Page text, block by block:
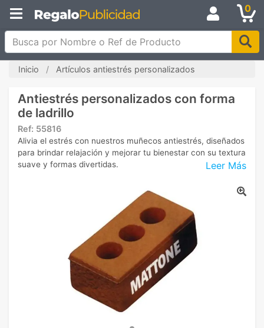
0
Busca por Nombre o Ref de Producto
Inicio Artículos antiestrés personalizados
Antiestrés personalizados con forma
de ladrillo
Ref: 55816
Leer Más
Alivia el estrés con nuestros muñecos antiestrés, diseñados
para brindar relajación y mejorar tu bienestar con su textura
suave y formas divertidas.